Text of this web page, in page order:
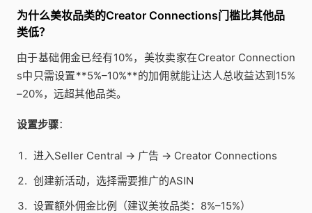
为什么美妆品类的Creator Connections门槛比其他品
类低？
由于基础佣金已经有10%，美妆卖家在Creator Connection
s中只需设置**5%–10%**的加佣就能让达人总收益达到15%
–20%，远超其他品类。
设置步骤：
进入Seller Central → 广告 → Creator Connections
创建新活动，选择需要推广的ASIN
设置额外佣金比例（建议美妆品类：8%–15%）